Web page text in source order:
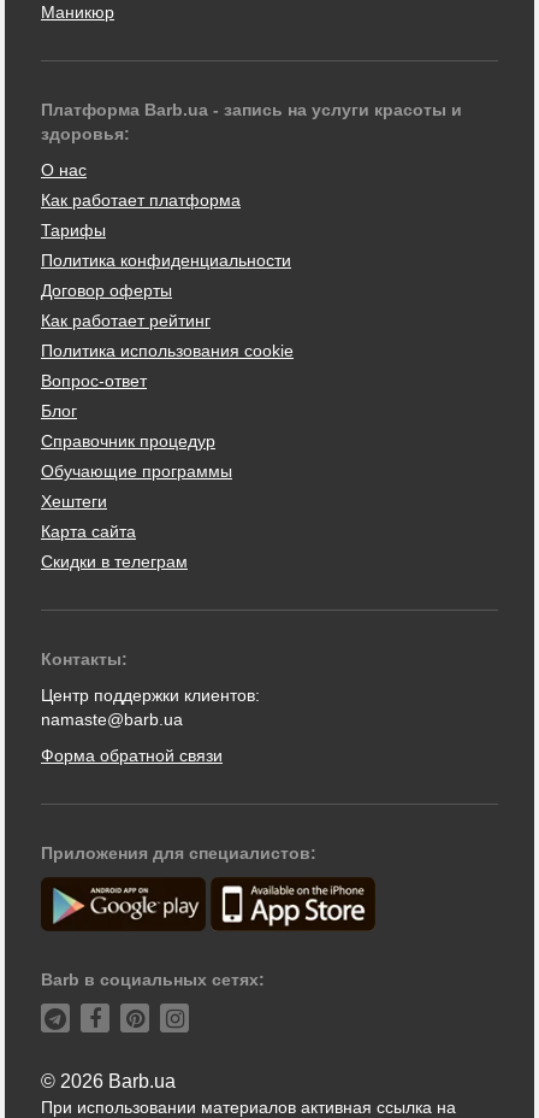
Маникюр
Платформа Barb.ua - запись на услуги красоты и
здоровья:
О нас
Как работает платформа
Тарифы
Политика конфиденциальности
Договор оферты
Как работает рейтинг
Политика использования cookie
Вопрос-ответ
Блог
Справочник процедур
Обучающие программы
Хештеги
Карта сайта
Скидки в телеграм
Контакты:
Центр поддержки клиентов:
namaste@barb.ua
Форма обратной связи
Приложения для специалистов:
Barb в социальных сетях:
© 2026 Barb.ua
При использовании материалов активная ссылка на